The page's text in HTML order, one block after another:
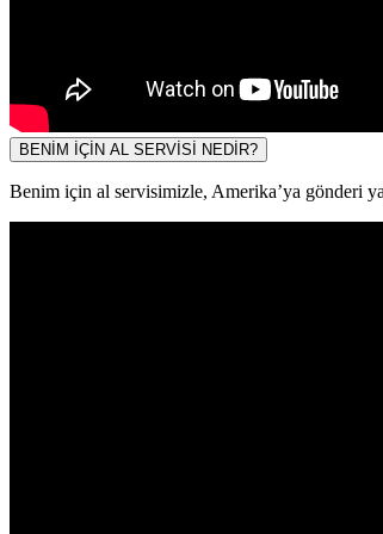
BENİM İÇİN AL SERVİSİ NEDİR?
Benim için al servisimizle, Amerika’ya gönderi